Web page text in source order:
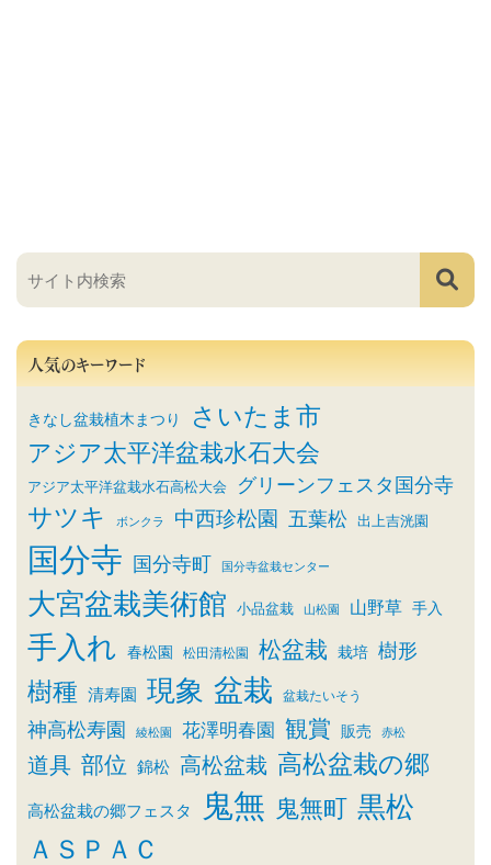
人気のキーワード
きなし盆栽植木まつり さいたま市
アジア太平洋盆栽水石大会
アジア太平洋盆栽水石高松大会 グリーンフェスタ国分寺
サツキ ボンクラ 中西珍松園 五葉松 出上吉洸園
国分寺 国分寺町 国分寺盆栽センター
大宮盆栽美術館 小品盆栽 山松園 山野草 手入
手入れ 春松園 松田清松園 松盆栽 栽培 樹形
樹種 清寿園 現象 盆栽 盆栽たいそう
神高松寿園 綾松園 花澤明春園 観賞 販売 赤松
道具 部位 錦松 高松盆栽 高松盆栽の郷
高松盆栽の郷フェスタ 鬼無 鬼無町 黒松
ＡＳＰＡＣ